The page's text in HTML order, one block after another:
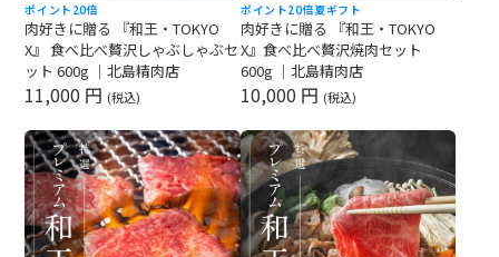
ポイント20倍
肉好きに贈る 『和王・TOKYO
X』 食べ比べ贅沢しゃぶしゃぶセ
ット 600g ｜北島精肉店
11,000 円 (税込)
ポイント20倍夏ギフト
肉好きに贈る 『和王・TOKYO
X』食べ比べ贅沢焼肉セット
600g ｜北島精肉店
10,000 円 (税込)